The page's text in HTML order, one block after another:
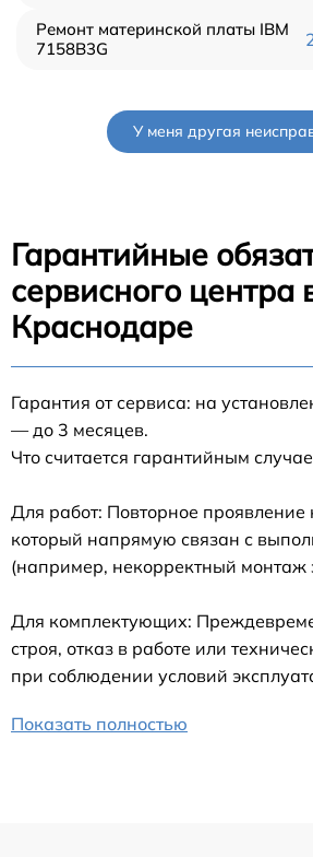
Ремонт материнской платы IBM
7158B3G
У меня другая
Гарантийные
сервисного центра
Краснодаре
Гарантия от сервиса: на
— до 3 месяцев.
Что считается гарантийным
Для работ: Повторное проявление
который напрямую связан с
(например, некорректный монтаж
Для комплектующих:
строя, отказ в работе или
при соблюдении условий
Показать полностью